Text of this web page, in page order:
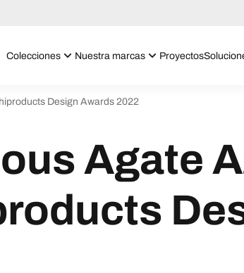
Colecciones Nuestra marcas Proyectos
Design Awards 2022
Agate